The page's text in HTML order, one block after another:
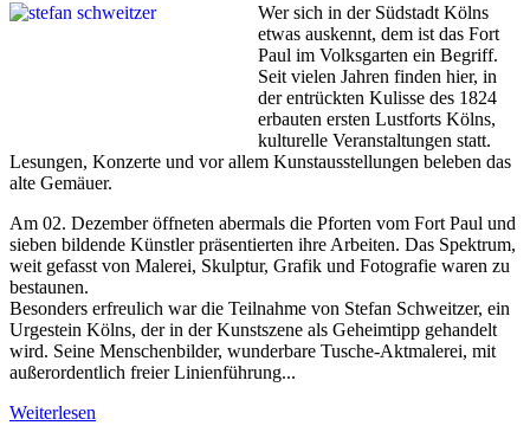
Wer sich in der Südstadt Kölns
etwas auskennt, dem ist das Fort
Paul im Volksgarten ein Begriff.
Seit vielen Jahren finden hier, in
der entrückten Kulisse des 1824
erbauten ersten Lustforts Kölns,
kulturelle Veranstaltungen statt.
Lesungen, Konzerte und vor allem Kunstausstellungen beleben das
alte Gemäuer.
Am 02. Dezember öffneten abermals die Pforten vom Fort Paul und
sieben bildende Künstler präsentierten ihre Arbeiten. Das Spektrum,
weit gefasst von Malerei, Skulptur, Grafik und Fotografie waren zu
bestaunen.
Besonders erfreulich war die Teilnahme von Stefan Schweitzer, ein
Urgestein Kölns, der in der Kunstszene als Geheimtipp gehandelt
wird. Seine Menschenbilder, wunderbare Tusche-Aktmalerei, mit
außerordentlich freier Linienführung...
Weiterlesen